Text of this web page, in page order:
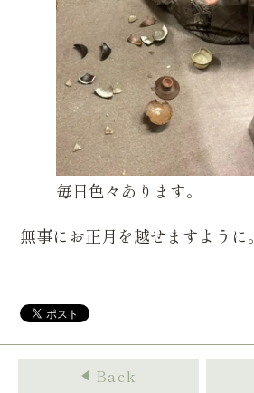
毎日色々あります。
無事にお正月を越せますように。
Back